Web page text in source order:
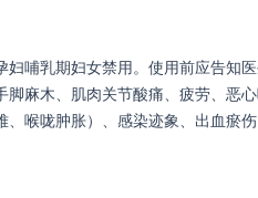
哺乳期妇女禁用。使用前应告知
麻木、肌肉关节酸痛、疲劳、恶
喉咙肿胀）、感染迹象、出血瘀